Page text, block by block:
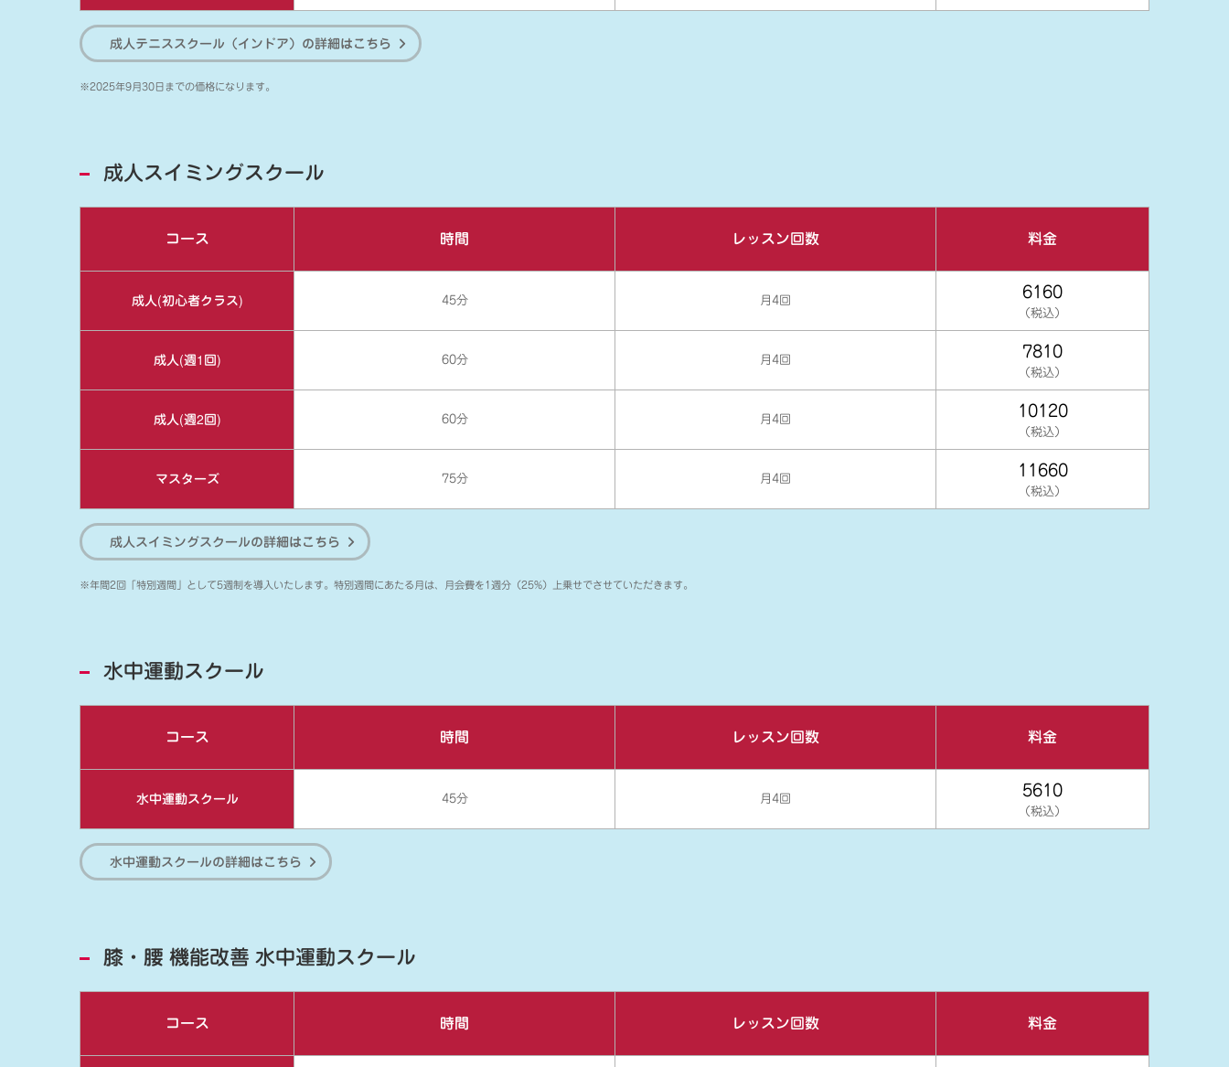
成人テニススクール（インドア）の詳細はこちら
※2025年9月30日までの価格になります。
成人スイミングスクール
コース 時間 レッスン回数 料金
成人(初心者クラス) 45分 月4回
6160
（税込）
成人(週1回) 60分 月4回
7810
（税込）
成人(週2回) 60分 月4回
10120
（税込）
マスターズ 75分 月4回
11660
（税込）
成人スイミングスクールの詳細はこちら
※年間2回「特別週間」として5週制を導入いたします。特別週間にあたる月は、月会費を1週分（25%）上乗せでさせていただきます。
水中運動スクール
コース 時間 レッスン回数 料金
水中運動スクール 45分 月4回
5610
（税込）
水中運動スクールの詳細はこちら
膝・腰 機能改善 水中運動スクール
コース 時間 レッスン回数 料金